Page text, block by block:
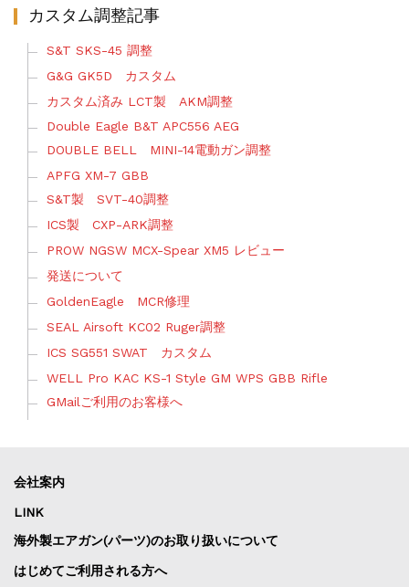
カスタム調整記事
S&T SKS-45 調整
G&G GK5D カスタム
カスタム済み LCT製 AKM調整
Double Eagle B&T APC556 AEG
DOUBLE BELL MINI-14電動ガン調整
APFG XM-7 GBB
S&T製 SVT-40調整
ICS製 CXP-ARK調整
PROW NGSW MCX-Spear XM5 レビュー
発送について
GoldenEagle MCR修理
SEAL Airsoft KC02 Ruger調整
ICS SG551 SWAT カスタム
WELL Pro KAC KS-1 Style GM WPS GBB Rifle
GMailご利用のお客様へ
会社案内
LINK
海外製エアガン(パーツ)のお取り扱いについて
はじめてご利用される方へ